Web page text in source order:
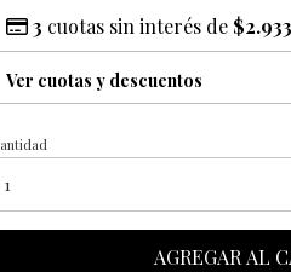
3 cuotas sin interés de
Ver cuotas y descuentos
AGREGAR AL